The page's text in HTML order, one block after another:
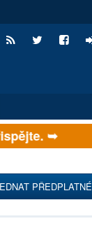
➥
PŘEDPLATNÉ